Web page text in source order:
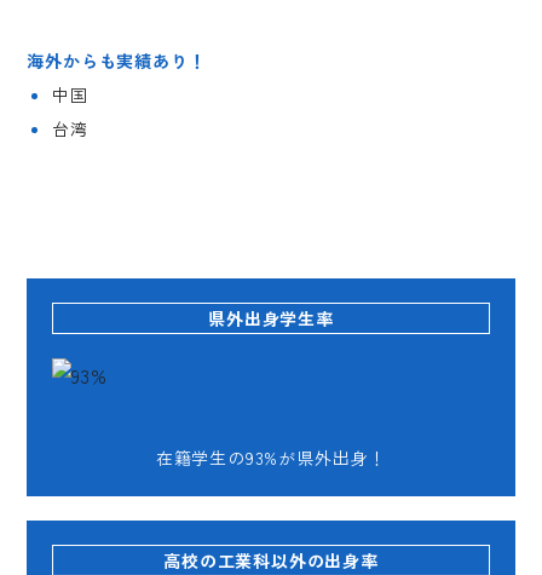
海外からも実績あり！
中国
台湾
県外出身学生率
在籍学生の93%が県外出身！
高校の工業科以外の出身率